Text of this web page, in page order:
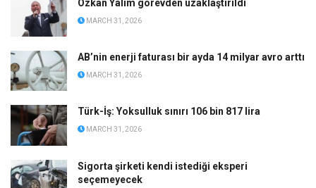
Özkan Yalım görevden uzaklaştırıldı
MARCH 31, 2026
AB’nin enerji faturası bir ayda 14 milyar avro arttı
MARCH 31, 2026
Türk-İş: Yoksulluk sınırı 106 bin 817 lira
MARCH 31, 2026
Sigorta şirketi kendi istediği eksperi
seçemeyecek